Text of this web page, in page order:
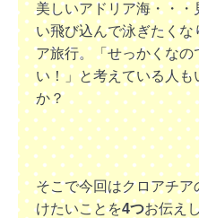
美しいアドリア海・・
い飛び込んで泳ぎたくな
ア旅行。「せっかくなの
い！」と考えている人も
か？
そこで今回はクロアチ
けたいことを4つお伝え